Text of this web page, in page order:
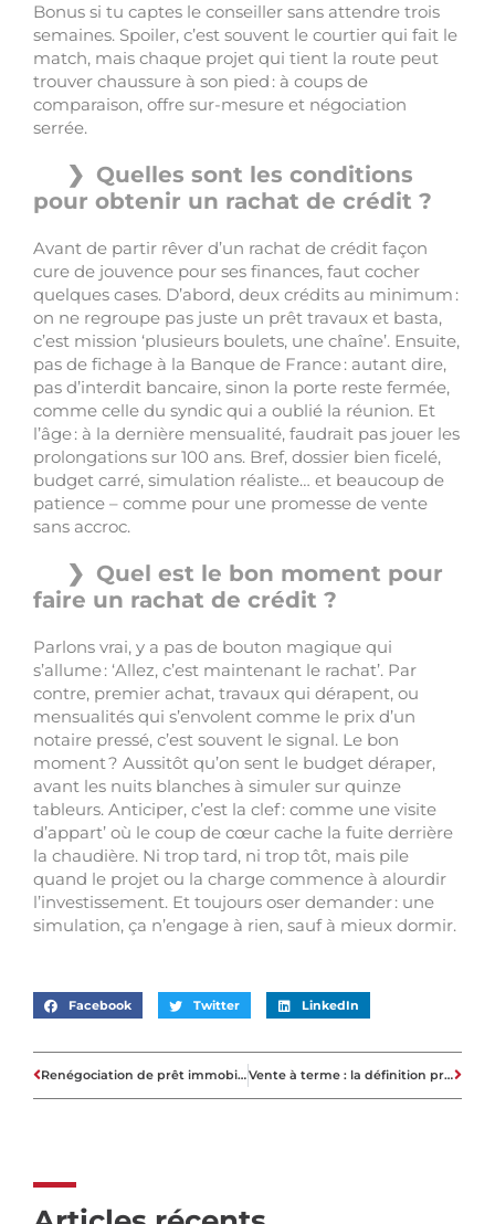
Bonus si tu captes le conseiller sans attendre trois
semaines. Spoiler, c’est souvent le courtier qui fait le
match, mais chaque projet qui tient la route peut
trouver chaussure à son pied : à coups de
comparaison, offre sur-mesure et négociation
serrée.
Quelles sont les conditions
pour obtenir un rachat de crédit ?
Avant de partir rêver d’un rachat de crédit façon
cure de jouvence pour ses finances, faut cocher
quelques cases. D’abord, deux crédits au minimum :
on ne regroupe pas juste un prêt travaux et basta,
c’est mission ‘plusieurs boulets, une chaîne’. Ensuite,
pas de fichage à la Banque de France : autant dire,
pas d’interdit bancaire, sinon la porte reste fermée,
comme celle du syndic qui a oublié la réunion. Et
l’âge : à la dernière mensualité, faudrait pas jouer les
prolongations sur 100 ans. Bref, dossier bien ficelé,
budget carré, simulation réaliste… et beaucoup de
patience – comme pour une promesse de vente
sans accroc.
Quel est le bon moment pour
faire un rachat de crédit ?
Parlons vrai, y a pas de bouton magique qui
s’allume : ‘Allez, c’est maintenant le rachat’. Par
contre, premier achat, travaux qui dérapent, ou
mensualités qui s’envolent comme le prix d’un
notaire pressé, c’est souvent le signal. Le bon
moment ? Aussitôt qu’on sent le budget déraper,
avant les nuits blanches à simuler sur quinze
tableurs. Anticiper, c’est la clef : comme une visite
d’appart’ où le coup de cœur cache la fuite derrière
la chaudière. Ni trop tard, ni trop tôt, mais pile
quand le projet ou la charge commence à alourdir
l’investissement. Et toujours oser demander : une
simulation, ça n’engage à rien, sauf à mieux dormir.
Facebook Twitter LinkedIn
Renégociation de prêt immobilier : combien peut-on vraiment gagner selon les cas Vente à terme : la définition précise et les principes essentiels à connaître